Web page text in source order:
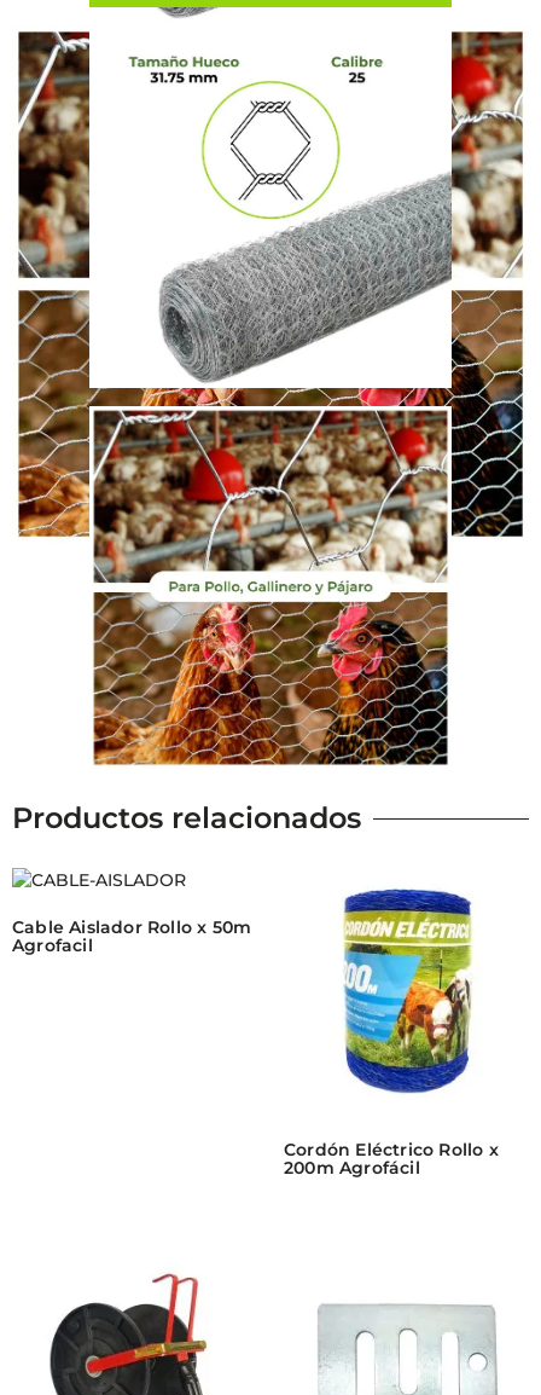
Productos relacionados
Cable Aislador Rollo x 50m
Agrofacil
Cordón Eléctrico Rollo x
200m Agrofácil